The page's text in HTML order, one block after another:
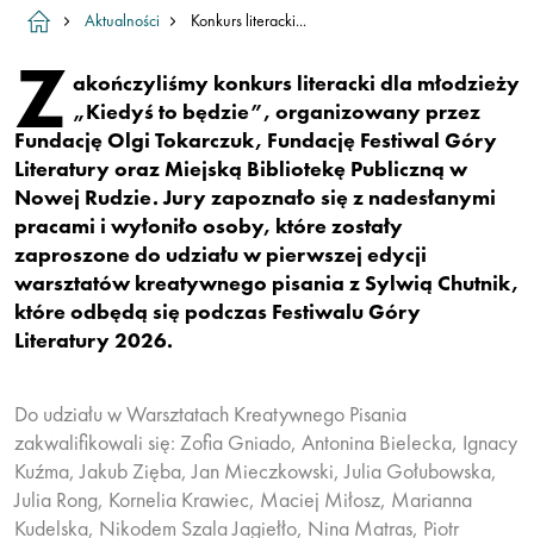
Aktualności Konkurs literacki...
Z akończyliśmy konkurs literacki dla młodzieży
„Kiedyś to będzie”, organizowany przez
Fundację Olgi Tokarczuk, Fundację Festiwal Góry
Literatury oraz Miejską Bibliotekę Publiczną w
Nowej Rudzie. Jury zapoznało się z nadesłanymi
pracami i wyłoniło osoby, które zostały
zaproszone do udziału w pierwszej edycji
warsztatów kreatywnego pisania z Sylwią Chutnik,
które odbędą się podczas Festiwalu Góry
Literatury 2026.
Do udziału w Warsztatach Kreatywnego Pisania
zakwalifikowali się: Zofia Gniado, Antonina Bielecka, Ignacy
Kuźma, Jakub Zięba, Jan Mieczkowski, Julia Gołubowska,
Julia Rong, Kornelia Krawiec, Maciej Miłosz, Marianna
Kudelska, Nikodem Szala Jagiełło, Nina Matras, Piotr